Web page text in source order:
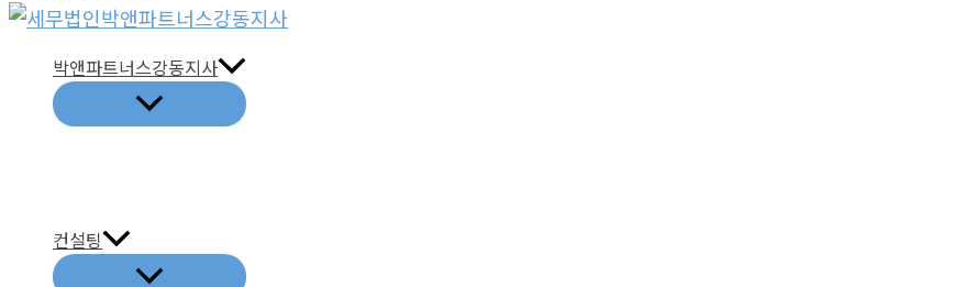
텐
박앤파트너스강동지사
컨설팅